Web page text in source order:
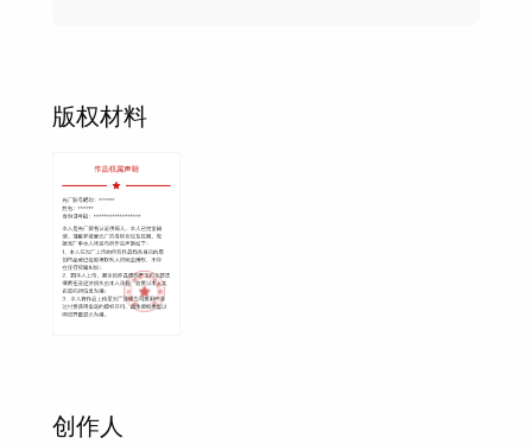
版权材料
创作人